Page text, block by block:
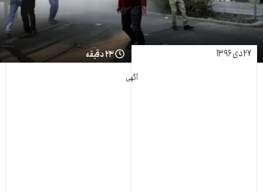
۲۷ دی ۱۳۹۶ ۲۳ دقیقه
آگهی